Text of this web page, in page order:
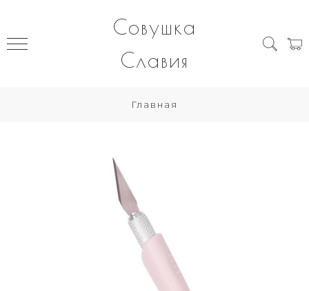
Совушка
Славия
Главная